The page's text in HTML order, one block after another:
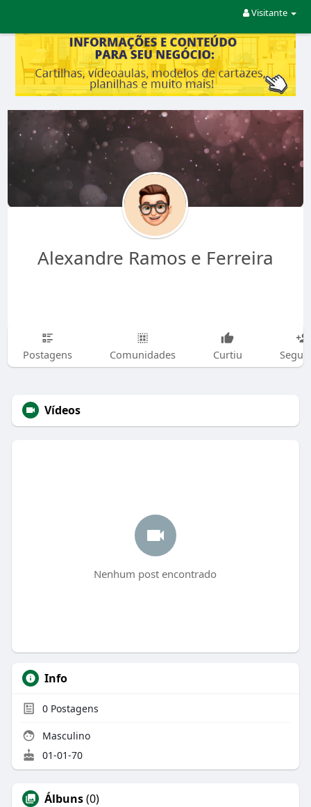
Visitante
Alexandre Ramos e Ferreira
Postagens Comunidades Curtiu
Vídeos
Nenhum post encontrado
Info
0Postagens
Masculino
01-01-70
Álbuns(0)